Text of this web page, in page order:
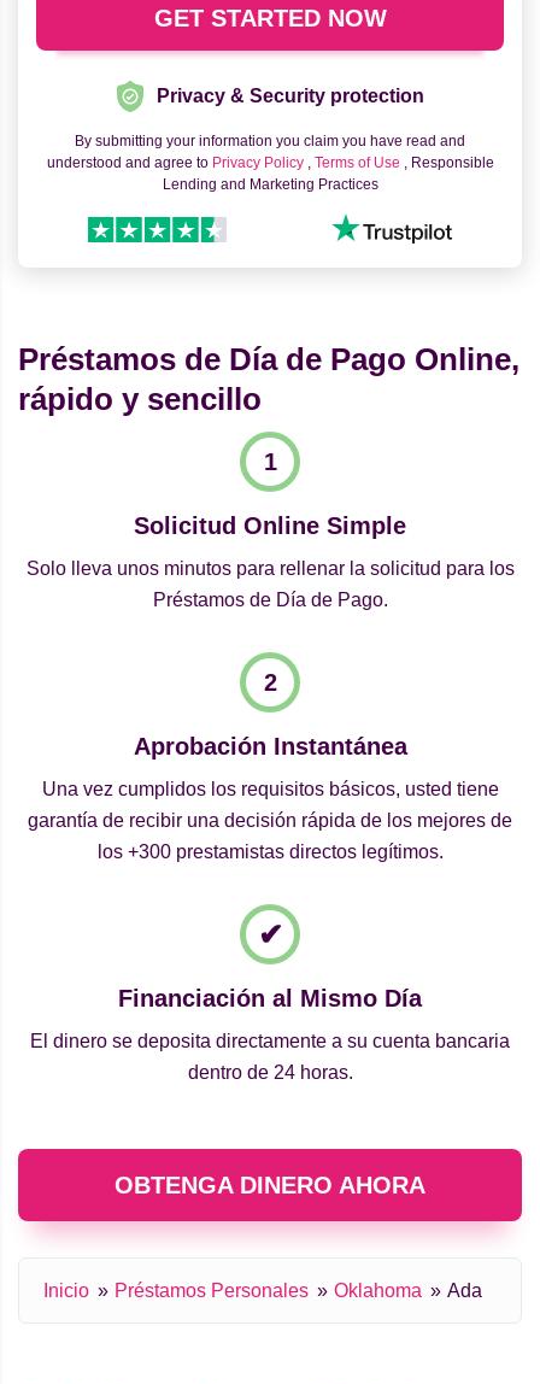
Privacy & Security protection
By submitting your information you claim you have read and
understood and agree to Privacy Policy , Terms of Use , Responsible
Lending and Marketing Practices
Préstamos de Día de Pago Online,
rápido y sencillo
Solicitud Online Simple
Solo lleva unos minutos para rellenar la solicitud para los
Préstamos de Día de Pago.
Aprobación Instantánea
Una vez cumplidos los requisitos básicos, usted tiene
garantía de recibir una decisión rápida de los mejores de
los +300 prestamistas directos legítimos.
Financiación al Mismo Día
El dinero se deposita directamente a su cuenta bancaria
dentro de 24 horas.
OBTENGA DINERO AHORA
Inicio Préstamos Personales Oklahoma Ada